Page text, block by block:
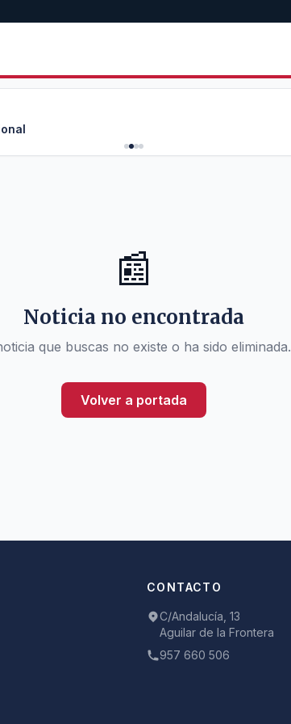
📰
Noticia no encontrada
que buscas no existe o ha sido eliminada.
Volver a portada
CONTACTO
C/Andalucía, 13
Aguilar de la Frontera
957 660 506